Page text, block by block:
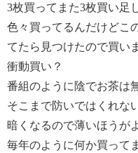
3枚買ってまた3枚買い足
色々買ってるんだけどこ
てたら見つけたので買い
衝動買い？
番組のように陰でお茶は
そこまで防いではくれな
暗くなるので薄いほうが
毎年のように何か買って